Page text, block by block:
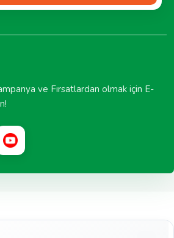
ve Fırsatlardan olmak için E-